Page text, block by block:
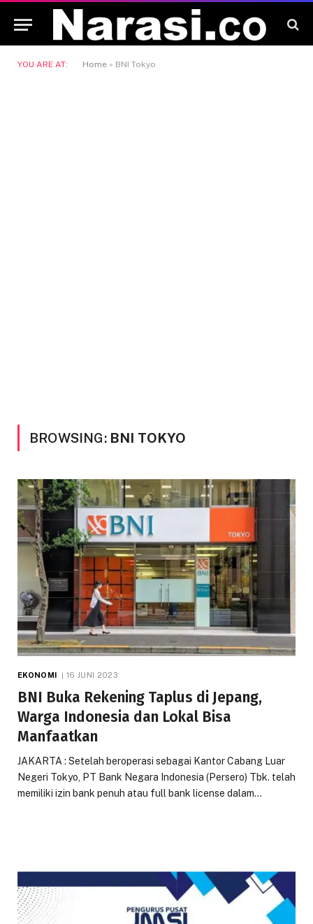
YOU ARE AT: Home » BNI Tokyo
BROWSING: BNI TOKYO
EKONOMI 16 JUNI 2023
BNI Buka Rekening Taplus di Jepang,
Warga Indonesia dan Lokal Bisa
Manfaatkan
JAKARTA : Setelah beroperasi sebagai Kantor Cabang Luar
Negeri Tokyo, PT Bank Negara Indonesia (Persero) Tbk. telah
memiliki izin bank penuh atau full bank license dalam…